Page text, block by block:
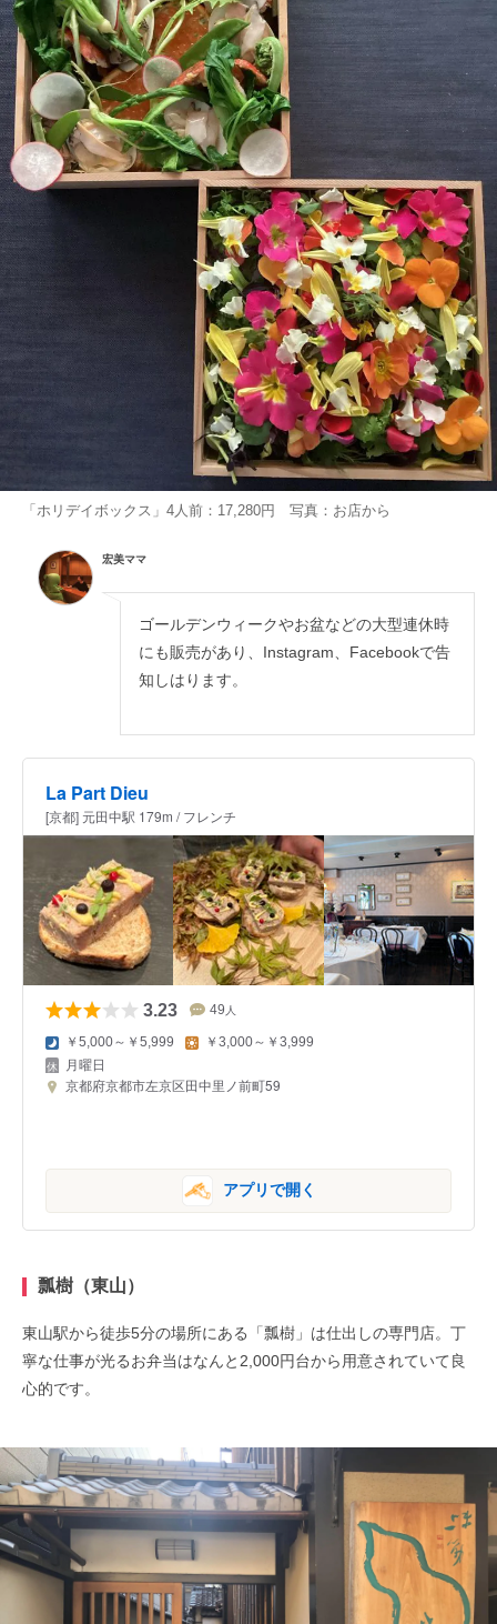
「ホリデイボックス」4人前：17,280円 写真：お店から
宏美ママ
ゴールデンウィークやお盆などの大型連休時
にも販売があり、Instagram、Facebookで告
知しはります。
La Part Dieu
[京都] 元田中駅 179m / フレンチ
3.23 49 人
￥5,000～￥5,999 ￥3,000～￥3,999
月曜日
京都府京都市左京区田中里ノ前町59
アプリで開く
瓢樹（東山）
東山駅から徒歩5分の場所にある「瓢樹」は仕出しの専門店。丁
寧な仕事が光るお弁当はなんと2,000円台から用意されていて良
心的です。